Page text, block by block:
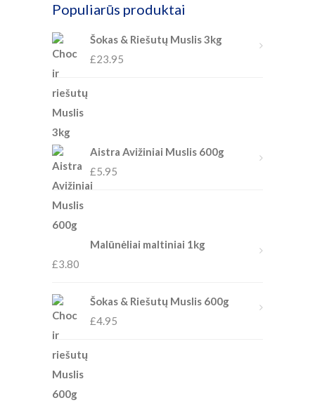
Populiarūs produktai
Šokas & Riešutų Muslis 3kg
£23.95
Aistra Avižiniai Muslis 600g
£5.95
Malūnėliai maltiniai 1kg
£3.80
Šokas & Riešutų Muslis 600g
£4.95